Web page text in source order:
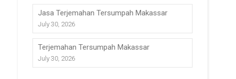
Jasa Terjemahan Tersumpah Makassar
July 30, 2026
Terjemahan Tersumpah Makassar
July 30, 2026